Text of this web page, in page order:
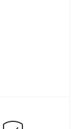
это время